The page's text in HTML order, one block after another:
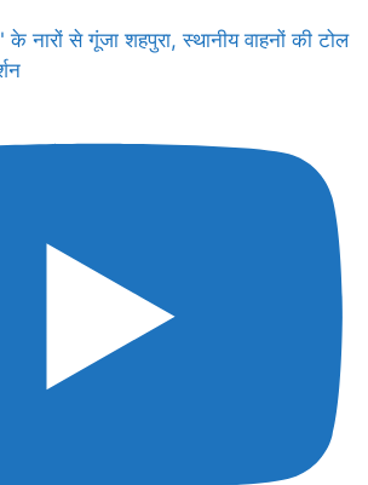
के नारों से गूंजा शहपुरा, स्थानीय वाहनों की टोल